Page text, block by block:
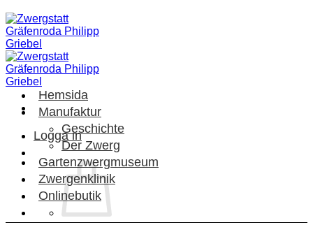
Skip
to
content
Logga in
Hemsida
Manufaktur
Geschichte
Der Zwerg
Gartenzwergmuseum
Zwergenklinik
Onlinebutik